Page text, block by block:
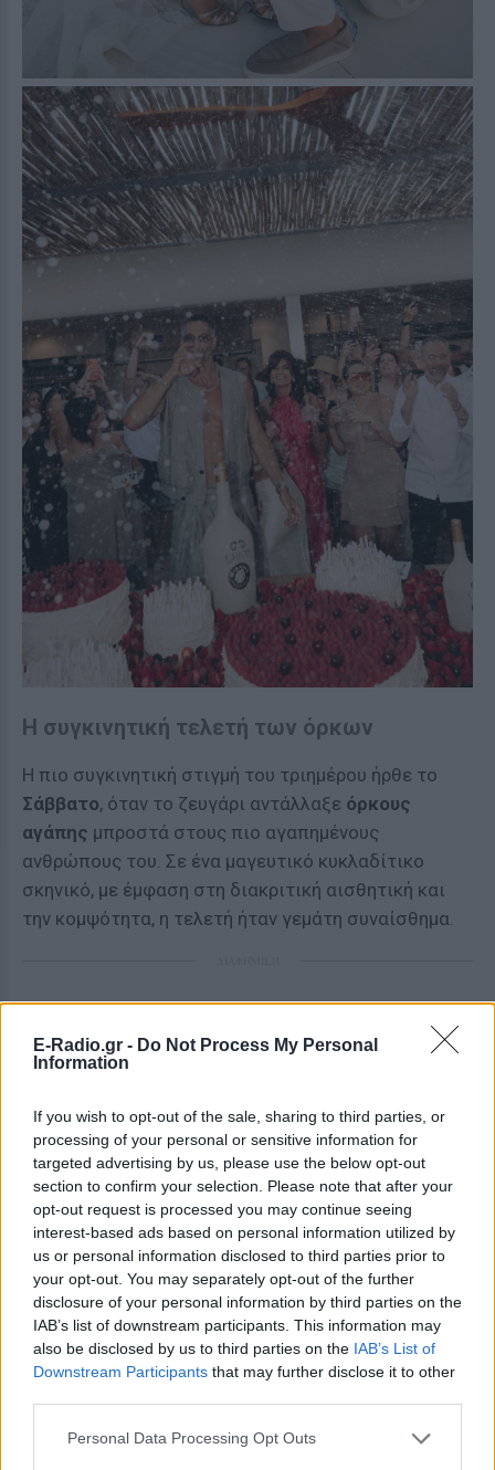
E-Radio.gr - Do Not Process My Personal
Information
If you wish to opt-out of the sale, sharing to third parties, or
processing of your personal or sensitive information for
targeted advertising by us, please use the below opt-out
section to confirm your selection. Please note that after your
opt-out request is processed you may continue seeing
interest-based ads based on personal information utilized by
us or personal information disclosed to third parties prior to
your opt-out. You may separately opt-out of the further
disclosure of your personal information by third parties on the
IAB’s list of downstream participants. This information may
also be disclosed by us to third parties on the IAB’s List of
Downstream Participants that may further disclose it to other
Personal Data Processing Opt Outs
Η συγκινητική τελετή των όρκων
Η πιο συγκινητική στιγμή του τριημέρου ήρθε το
Σάββατο, όταν το ζευγάρι αντάλλαξε όρκους
αγάπης μπροστά στους πιο αγαπημένους
ανθρώπους του. Σε ένα μαγευτικό κυκλαδίτικο
σκηνικό, με έμφαση στη διακριτική αισθητική και
την κομψότητα, η τελετή ήταν γεμάτη συναίσθημα.